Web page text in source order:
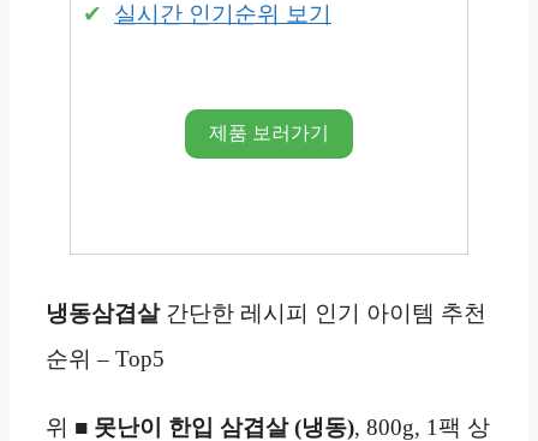
실시간 인기순위 보기
제품 보러가기
냉동삼겹살간단한 레시피 인기 아이템 추천
순위 – Top5
위 ■ 못난이 한입 삼겹살 (냉동), 800g, 1팩 상